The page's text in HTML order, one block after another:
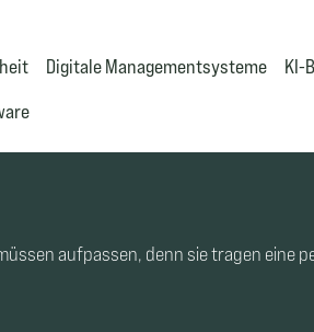
Digitale Managementsysteme
KI-
aufpassen, denn sie tragen eine